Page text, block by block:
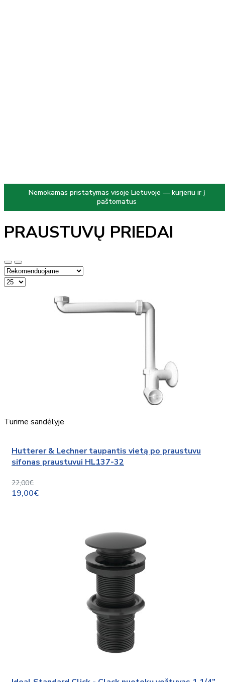
Nemokamas pristatymas visoje Lietuvoje — kurjeriu ir į
paštomatus
PRAUSTUVŲ PRIEDAI
Turime sandėlyje
Hutterer & Lechner taupantis vietą po praustuvu
sifonas praustuvui HL137-32
22,00€
19,00€